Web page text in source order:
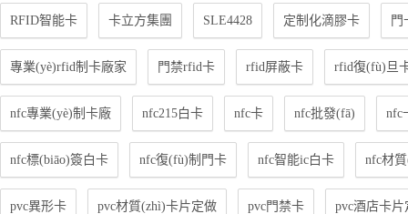
RFID智能卡 卡立方集團 SLE4428 定制化滴膠卡 門
專業(yè)rfid制卡廠家 門禁rfid卡 rfid屏蔽卡 rfid復(fù)旦
nfc專業(yè)制卡廠 nfc215白卡 nfc卡 nfc批發(fā) nfc
nfc標(biāo)簽白卡 nfc復(fù)制門卡 nfc智能ic白卡 nfc材
pvc異形卡 pvc材質(zhì)卡片定做 pvc門禁卡 pvc酒店卡片